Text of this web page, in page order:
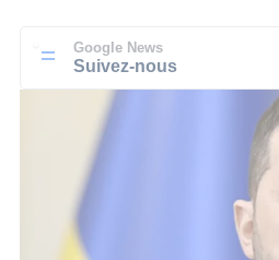
Google News
Suivez-nous